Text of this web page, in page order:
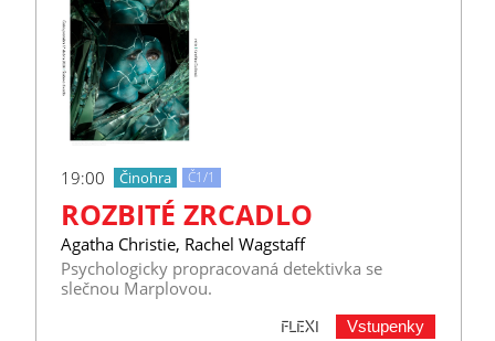
19:00 Činohra Č1/1
ROZBITÉ ZRCADLO
Agatha Christie, Rachel Wagstaff
Psychologicky propracovaná detektivka se
slečnou Marplovou.
Vstupenky
FLEXI